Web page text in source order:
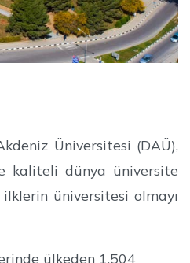
Üniversitesi (DAÜ),
kaliteli dünya üniversite
üniversitesi olmayı
ülkeden 1,504